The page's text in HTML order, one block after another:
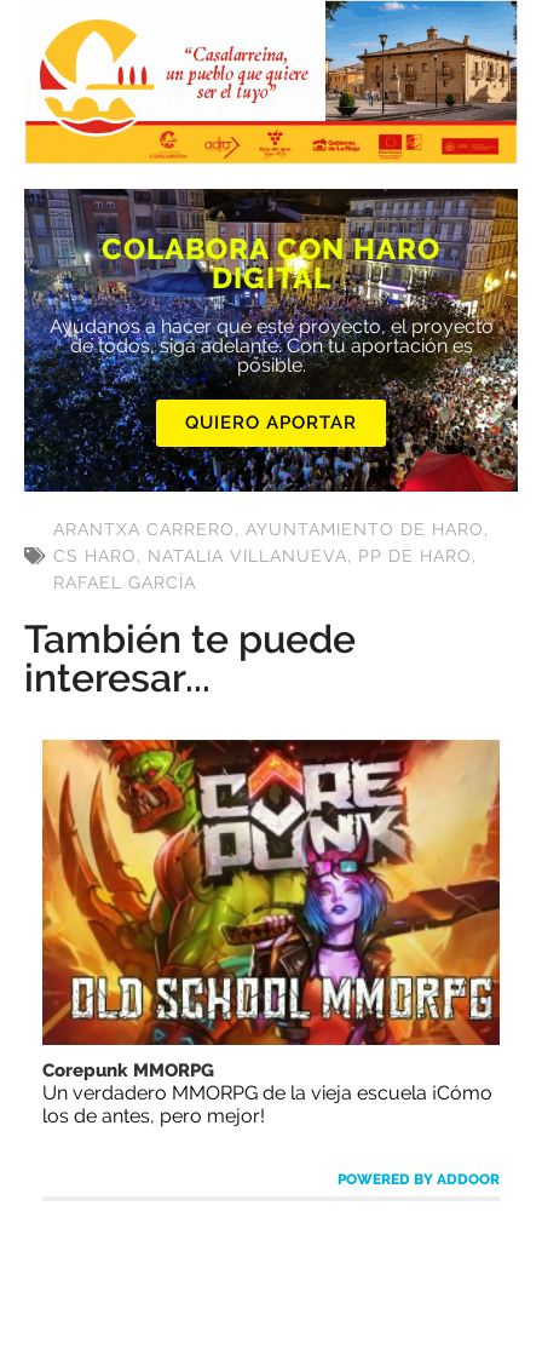
COLABORA CON HARO
DIGITAL
Ayúdanos a hacer que este proyecto, el proyecto
de todos, siga adelante. Con tu aportación es
posible.
QUIERO APORTAR
ARANTXA CARRERO, AYUNTAMIENTO DE HARO,
CS HARO, NATALIA VILLANUEVA, PP DE HARO,
RAFAEL GARCÍA
También te puede
interesar...
Corepunk MMORPG
Un verdadero MMORPG de la vieja escuela ¡Cómo
los de antes, pero mejor!
POWERED BY ADDOOR